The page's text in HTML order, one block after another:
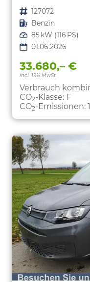
Fahrzeugnr. 127072
Kraftstoff Benzin
Leistung 85 kW (116 PS)
01.06.2026
33.680,– €
incl. 19% MwSt.
Verbrauch
CO2-Klasse: F
CO2-Emissionen: